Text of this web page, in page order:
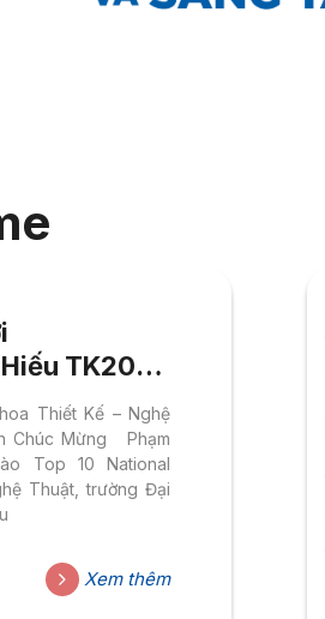
TK20
Thiết Kế – Nghệ
Chúc Mừng Phạm
Top 10 National
Thuật, trường Đại
Xem thêm